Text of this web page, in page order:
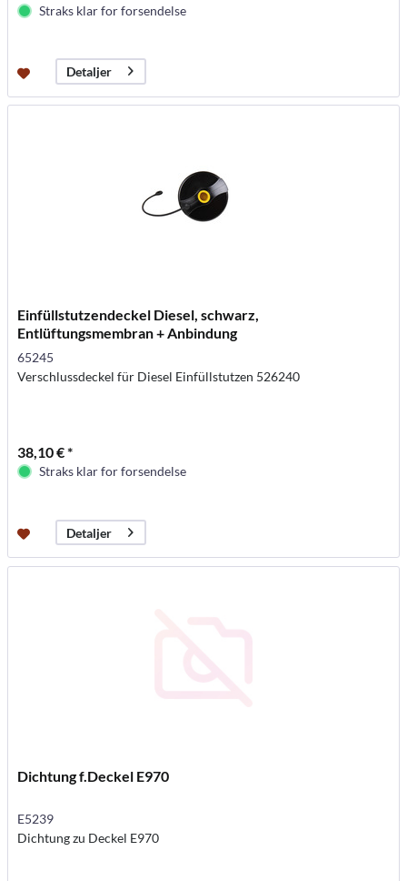
Straks klar for forsendelse
Detaljer
Einfüllstutzendeckel Diesel, schwarz,
Entlüftungsmembran + Anbindung
65245
Verschlussdeckel für Diesel Einfüllstutzen 526240
38,10 € *
Straks klar for forsendelse
Detaljer
Dichtung f.Deckel E970
E5239
Dichtung zu Deckel E970